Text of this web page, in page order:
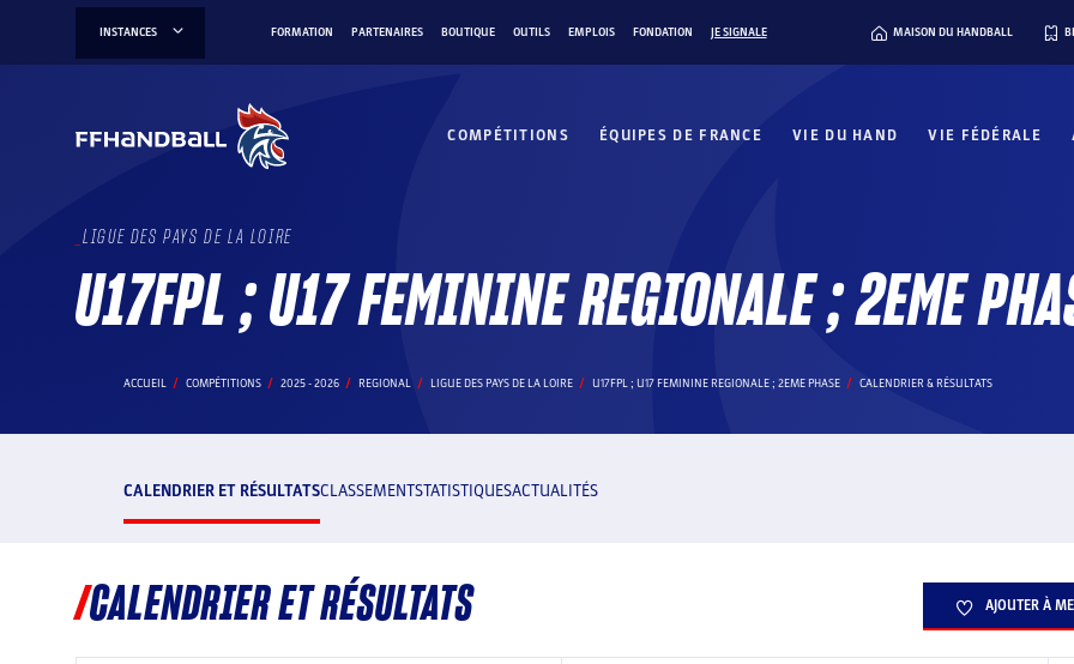
INSTANCES FORMATION PARTENAIRES BOUTIQUE OUTILS EMPLOIS FONDATION JE SIGNALE MAISON DU HANDBALL
COMPÉTITIONS ÉQUIPES DE FRANCE VIE DU HAND VIE FÉDÉRALE
LIGUE DES PAYS DE LA LOIRE
U17FPL ; U17 FEMININE REGIONALE ; 2EME
ACCUEIL COMPÉTITIONS 2025 - 2026 REGIONAL LIGUE DES PAYS DE LA LOIRE U17FPL ; U17 FEMININE REGIONALE ; 2EME PHASE CALENDRIER & RÉSULTATS
CALENDRIER ET RÉSULTATSCLASSEMENTSTATISTIQUESACTUALITÉS
CALENDRIER ET RÉSULTATS AJOUTER À